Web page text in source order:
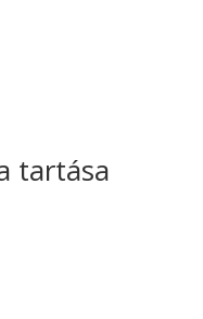
tartása